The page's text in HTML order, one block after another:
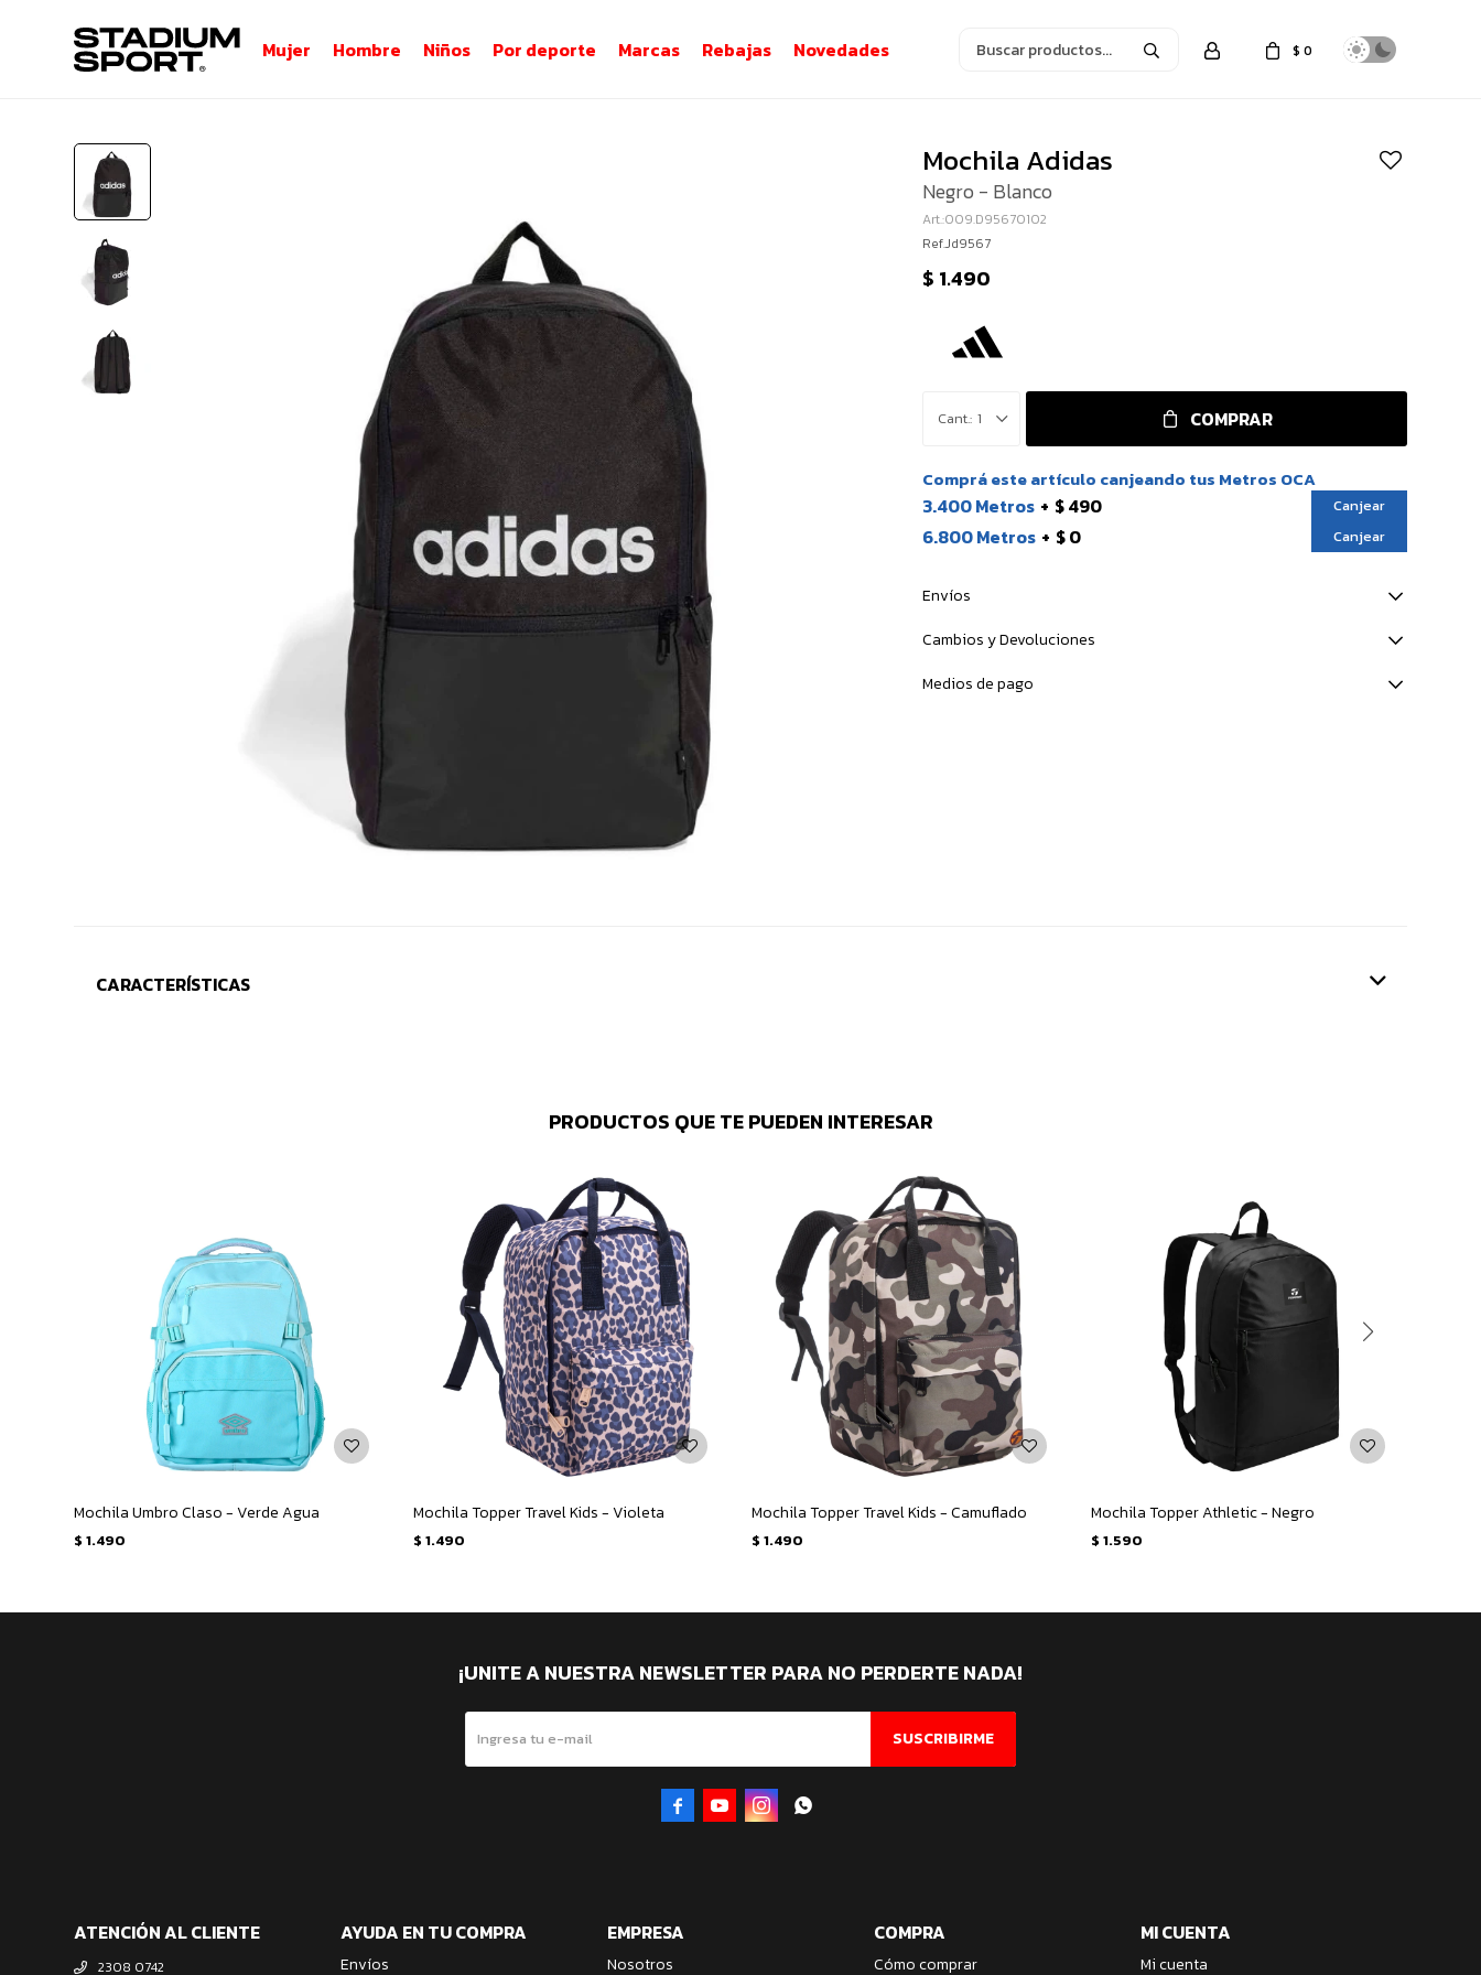
Mujer Hombre Niños Por deporte Marcas Rebajas Novedades $ 0
Mochila Adidas
Negro - Blanco
009.D95670102
Ref.Jd9567
$ 1.490
1 COMPRAR
Comprá este artículo canjeando tus Metros OCA
3.400 Metros $ 490 Canjear
6.800 Metros $ 0 Canjear
Envíos
Cambios y Devoluciones
Medios de pago
CARACTERÍSTICAS
PRODUCTOS QUE TE PUEDEN INTERESAR
Mochila Umbro Claso - Verde Agua
$ 1.490
Mochila Topper Travel Kids - Violeta
$ 1.490
Mochila Topper Travel Kids - Camuflado
$ 1.490
Mochila Topper Athletic - Negro
$ 1.590
ATENCIÓN AL CLIENTE
2308 0742
AYUDA EN TU COMPRA
Envíos
EMPRESA
Nosotros
COMPRA
Cómo comprar
MI CUENTA
Mi cuenta
¡UNITE A NUESTRA NEWSLETTER PARA NO PERDERTE NADA!
SUSCRIBIRME
   